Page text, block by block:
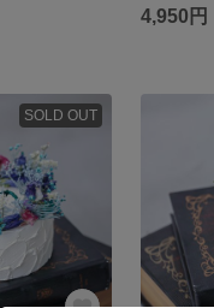
4,950円
SOLD OUT